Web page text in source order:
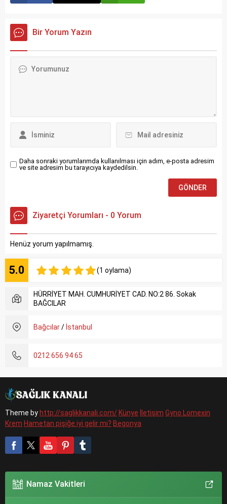
Bir Yorum Yazın
Daha sonraki yorumlarımda kullanılması için adım, e-posta adresim
ve site adresim bu tarayıcıya kaydedilsin.
Ziyaretçi Yorumları - 0 Yorum
Henüz yorum yapılmamış.
5.0 (1 oylama)
HÜRRİYET MAH. CUMHURİYET CAD. NO:2 86. Sokak
BAĞCILAR
Bağcılar/ İstanbul
0212 656 94 65
Theme by http://saglikkanali.com/ Künye İletişim Gyno Lomexin
Krem Hametan pişiğe iyi gelir mi? Begonya
Namaz Vakitleri